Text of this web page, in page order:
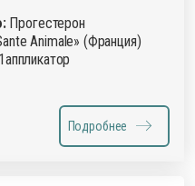
Прогестерон
Animale» (Франция)
Подробнее